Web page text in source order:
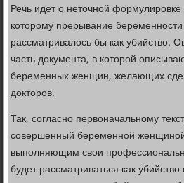
Речь идет о неточной формулировке
которому прерывание
рассматривалось бы как убийство.
часть документа, в которой
беременных женщин, желающих
докторов.
Так, согласно первоначальному
совершенный беременной
выполняющим свои
будет рассматриваться как